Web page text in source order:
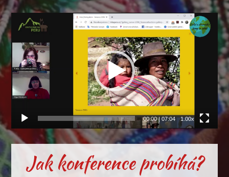
Video
přehrávač
00:00|07:04 1.00x
Jak konference probíhá?